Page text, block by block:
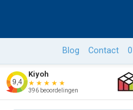
Blog Contact
9,4
Kiyoh
★★★★★
396 beoordelingen